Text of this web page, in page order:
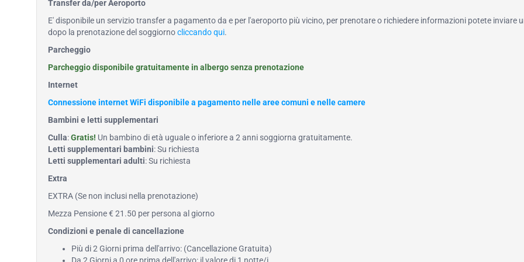
Transfer da/per Aeroporto
E' disponibile un servizio transfer a pagamento da e per l'aeroporto più vicino, per prenotare o richiedere informazioni potete inviare
dopo la prenotazione del soggiornocliccando qui.
Parcheggio
Parcheggio disponibile gratuitamente in albergo senza prenotazione
Internet
Connessione internet WiFi disponibile a pagamento nelle aree comuni e nelle camere
Bambini e letti supplementari
Culla:Gratis! Un bambino di età uguale o inferiore a 2 anni soggiorna gratuitamente.
Letti supplementari bambini: Su richiesta
Letti supplementari adulti: Su richiesta
Extra
EXTRA (Se non inclusi nella prenotazione)
Mezza Pensione € 21.50 per persona al giorno
Condizioni e penale di cancellazione
Più di 2 Giorni prima dell'arrivo: (Cancellazione Gratuita)